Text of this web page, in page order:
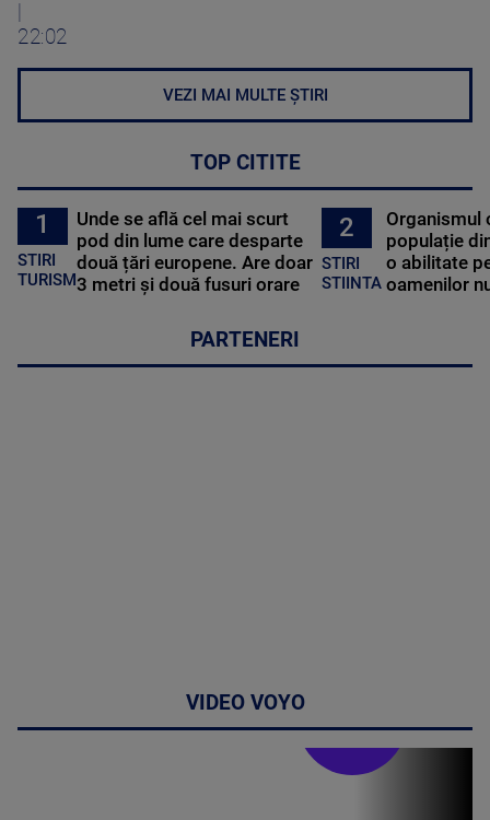
22:02
VEZI MAI MULTE ȘTIRI
TOP CITITE
1
STIRI
TURISM
Unde se află cel mai scurt
pod din lume care desparte
două țări europene. Are doar
3 metri și două fusuri orare
2
STIRI
STIINTA
Organismul
populație
o abilitate
oamenilor
PARTENERI
VIDEO VOYO